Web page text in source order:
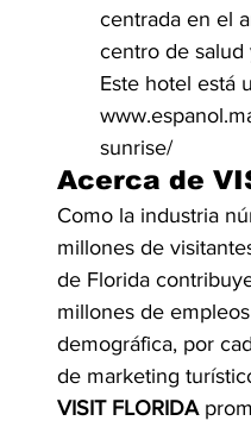
centrada en el
centro de salud
Este hotel está
sunrise/
Acerca de
Como la industria
millones de
de Florida
millones de
demográfica, por
de marketing
VISIT FLORIDA